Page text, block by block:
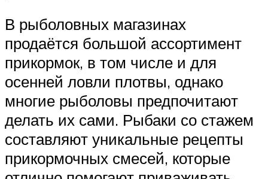
В рыболовных магазинах
продаётся большой ассортимент
прикормок, в том числе и для
осенней ловли плотвы, однако
многие рыболовы предпочитают
делать их сами. Рыбаки со стажем
составляют уникальные рецепты
прикормочных смесей, которые